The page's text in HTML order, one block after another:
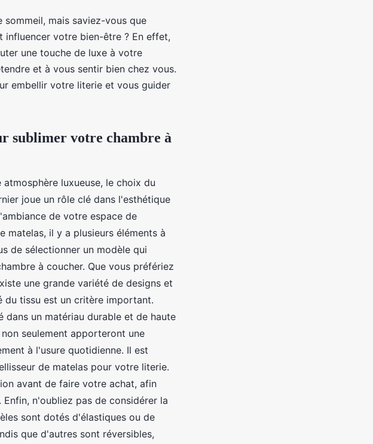
:
mais saviez-vous que
influencer votre bien-être ? En effet,
une touche de luxe à votre
et à vous sentir bien chez vous.
embellir votre literie et vous guider
sublimer votre chambre à
luxueuse, le choix du
joue un rôle clé dans l'esthétique
de votre espace de
matelas, il y a plusieurs éléments à
de sélectionner un modèle qui
à coucher. Que vous préfériez
une grande variété de designs et
du tissu est un critère important.
dans un matériau durable et de haute
seulement apporteront une
à l'usure quotidienne. Il est
de matelas pour votre literie.
avant de faire votre achat, afin
n'oubliez pas de considérer la
sont dotés d'élastiques ou de
que d'autres sont réversibles,